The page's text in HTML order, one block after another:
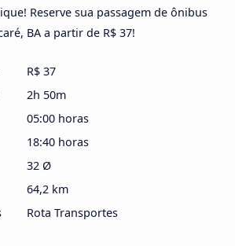
Reserve sua passagem de ônibus
BA a partir de R$ 37!
R$ 37
2h 50m
05:00 horas
18:40 horas
32 Ø
64,2 km
Rota Transportes